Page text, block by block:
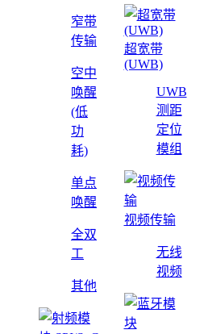
窄带
传输
空中
唤醒
(低
功
耗)
单点
唤醒
全双
工
其他
超宽带
(UWB)
UWB
测距
定位
模组
视频传输
无线
视频